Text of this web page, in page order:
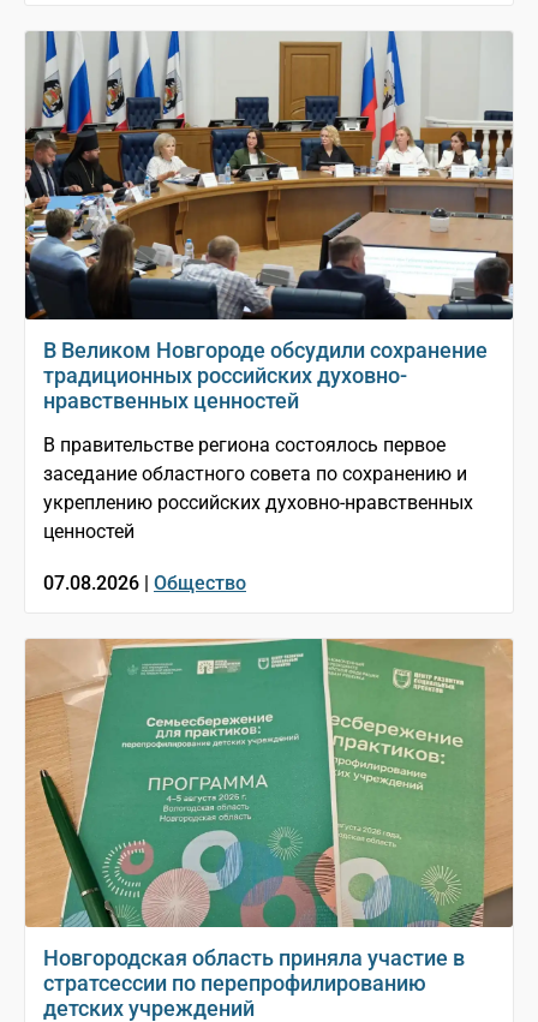
В Великом Новгороде обсудили сохранение
традиционных российских духовно-
нравственных ценностей
В правительстве региона состоялось первое
заседание областного совета по сохранению и
укреплению российских духовно-нравственных
ценностей
07.08.2026 | Общество
Новгородская область приняла участие в
стратсессии по перепрофилированию
детских учреждений